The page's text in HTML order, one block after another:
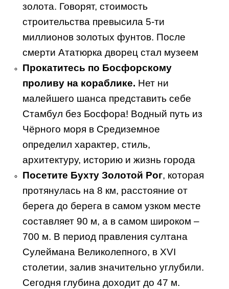
золота. Говорят, стоимость
строительства превысила 5-ти
миллионов золотых фунтов. После
смерти Ататюрка дворец стал музеем
Прокатитесь по Босфорскому
проливу на кораблике. Нет ни
малейшего шанса представить себе
Стамбул без Босфора! Водный путь из
Чёрного моря в Средиземное
определил характер, стиль,
архитектуру, историю и жизнь города
Посетите Бухту Золотой Рог, которая
протянулась на 8 км, расстояние от
берега до берега в самом узком месте
составляет 90 м, а в самом широком –
700 м. В период правления султана
Сулеймана Великолепного, в XVI
столетии, залив значительно углубили.
Сегодня глубина доходит до 47 м.